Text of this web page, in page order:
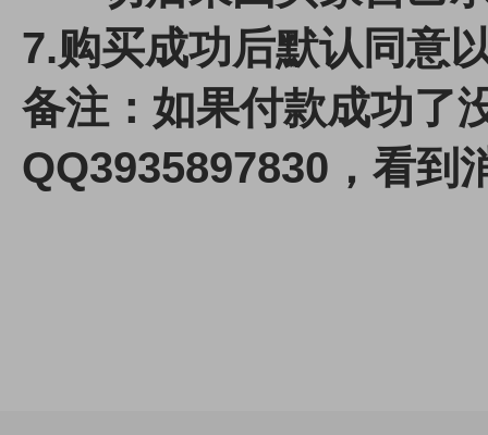
7.购买成功后默认同意
备注：如果付款成功了
QQ3935897830，看到